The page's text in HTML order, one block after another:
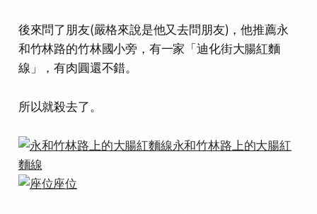
後來問了朋友(嚴格來說是他又去問朋友)，他推薦永
和竹林路的竹林國小旁，有一家「迪化街大腸紅麵
線」，有肉圓還不錯。
所以就殺去了。